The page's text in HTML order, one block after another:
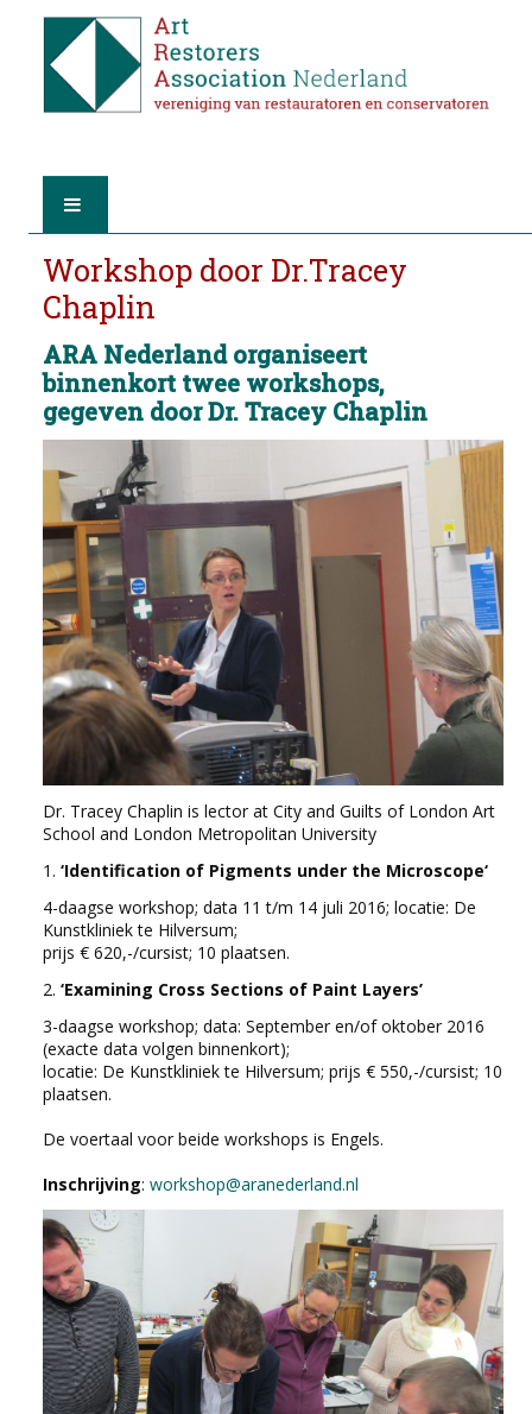
HOME
OVER A.R.A.
DE RESTAURATOREN
LID WORDEN
VIND EEN RESTAURATOR
EDUCATIE
NIEUWS
CONTACT
Selecteer de taal
Workshop door Dr.Tracey
Chaplin
ARA Nederland organiseert
binnenkort twee workshops,
gegeven door Dr. Tracey Chaplin
Dr. Tracey Chaplin is lector at City and Guilts of London Art
School and London Metropolitan University
1. ‘Identification of Pigments under the Microscope‘
4-daagse workshop; data 11 t/m 14 juli 2016; locatie: De
Kunstkliniek te Hilversum;
prijs € 620,-/cursist; 10 plaatsen.
2. ‘Examining Cross Sections of Paint Layers’
3-daagse workshop; data: September en/of oktober 2016
(exacte data volgen binnenkort);
locatie: De Kunstkliniek te Hilversum; prijs € 550,-/cursist; 10
plaatsen.
De voertaal voor beide workshops is Engels.
Inschrijving: workshop@aranederland.nl